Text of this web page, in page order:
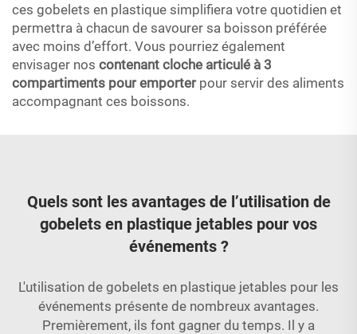
ces gobelets en plastique simplifiera votre quotidien et
permettra à chacun de savourer sa boisson préférée
avec moins d’effort. Vous pourriez également
envisager nos contenant cloche articulé à 3
compartiments pour emporter pour servir des aliments
accompagnant ces boissons.
Quels sont les avantages de l’utilisation de
gobelets en plastique jetables pour vos
événements ?
L'utilisation de gobelets en plastique jetables pour les
événements présente de nombreux avantages.
Premièrement, ils font gagner du temps. Il y a